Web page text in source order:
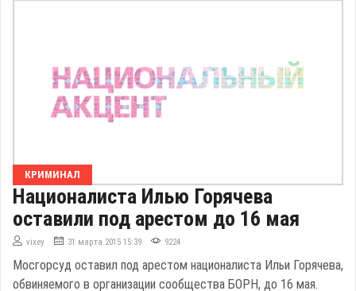
КРИМИНАЛ
Националиста Илью Горячева
оставили под арестом до 16 мая
vixey 31 марта 2015 15:39 9224
Мосгорсуд оставил под арестом националиста Ильи Горячева,
обвиняемого в организации сообщества БОРН, до 16 мая.